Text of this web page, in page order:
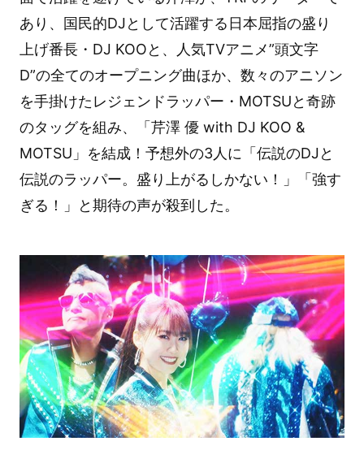
あり、国民的DJとして活躍する日本屈指の盛り
上げ番長・DJ KOOと、人気TVアニメ”頭文字
D”の全てのオープニング曲ほか、数々のアニソン
を手掛けたレジェンドラッパー・MOTSUと奇跡
のタッグを組み、「芹澤 優 with DJ KOO &
MOTSU」を結成！予想外の3人に「伝説のDJと
伝説のラッパー。盛り上がるしかない！」「強す
ぎる！」と期待の声が殺到した。